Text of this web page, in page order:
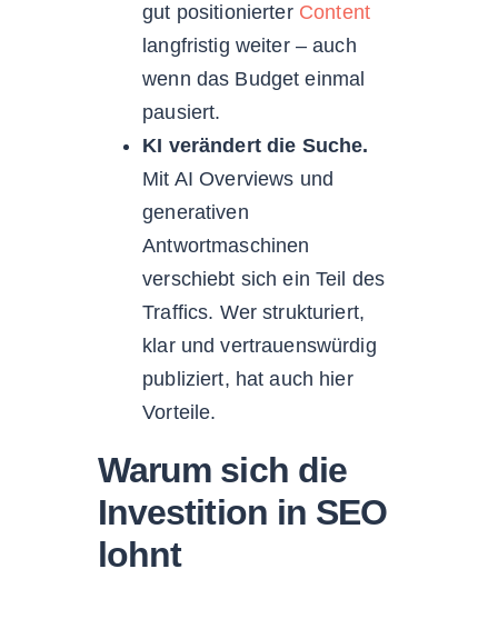
gut positionierter Content
langfristig weiter – auch
wenn das Budget einmal
pausiert.
KI verändert die Suche.
Mit AI Overviews und
generativen
Antwortmaschinen
verschiebt sich ein Teil des
Traffics. Wer strukturiert,
klar und vertrauenswürdig
publiziert, hat auch hier
Vorteile.
Warum sich die
Investition in SEO
lohnt